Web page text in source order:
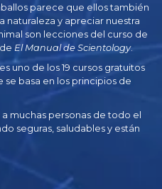
parece que ellos también
naturaleza y apreciar nuestra
son lecciones del curso de
de El Manual de Scientology.
es uno de los 19 cursos gratuitos
basa en los principios de
muchas personas de todo el
seguras, saludables y están